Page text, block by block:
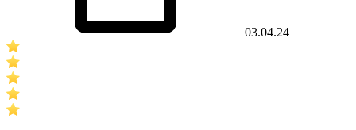
03.04.24